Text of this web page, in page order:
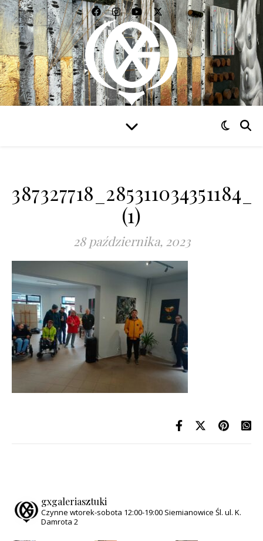
WIDZIEĆ WSZYSTKO
(1)
28 października, 2023
gxgaleriasztuki
Czynne wtorek-sobota 12:00-19:00 Siemianowice Śl. ul. K.
Damrota 2